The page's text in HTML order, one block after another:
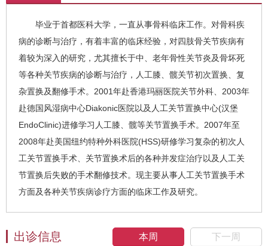
毕业于首都医科大学，一直从事骨科临床工作。对骨科疾
病的诊断与治疗，有着丰富的临床经验，对四肢骨关节疾病有
着较为深入的研究，尤其擅长于中、老年骨性关节炎及骨坏死
等各种关节疾病的诊断与治疗，人工膝、髋关节初次置换、复
杂置换及翻修手术。2001年赴香港玛丽医院关节外科、2003年
赴德国风湿病中心Diakonic医院以及人工关节置换中心(汉堡
EndoClinic)进修学习人工膝、髋等关节置换手术。2007年至
2008年赴美国纽约特种外科医院(HSS)研修学习复杂的初次人
工关节置换手术、关节置换术后的各种并发症治疗以及人工关
节置换后失败的手术翻修技术。现主要从事人工关节置换手术
方面及各种关节疾病诊疗方面的临床工作及研究。
本周 下一周
出诊信息